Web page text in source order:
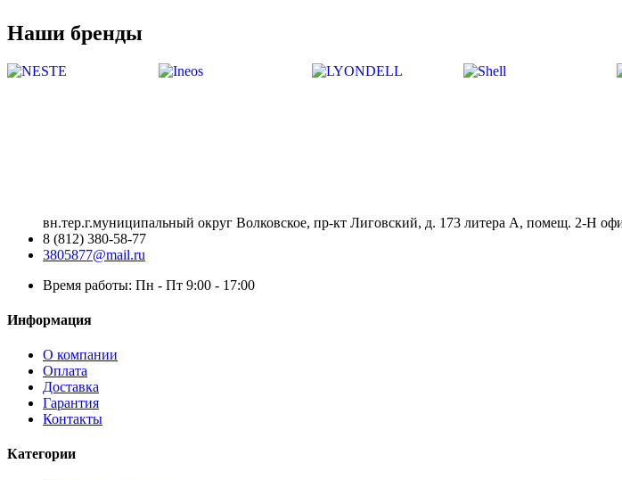
Наши бренды
вн.тер.г.муниципальный округ Волковское, пр-кт Лиговский, д. 173 литера А, помещ. 2-Н
8 (812) 380-58-77
3805877@mail.ru
Время работы: Пн - Пт 9:00 - 17:00
Информация
О компании
Оплата
Доставка
Гарантия
Контакты
Категории